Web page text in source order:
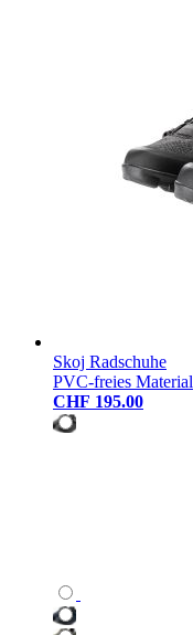
Skoj Radschuhe
PVC-freies Material
CHF 195.00